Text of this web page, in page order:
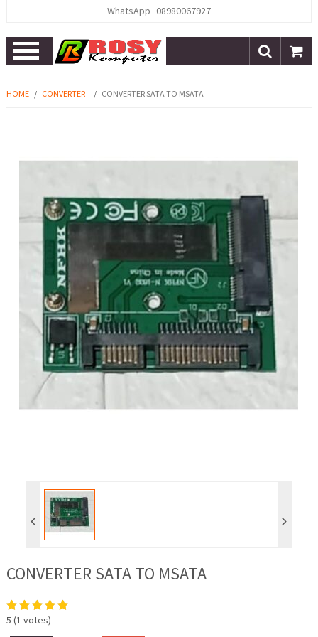
WhatsApp 08980067927
Open
Menu
HOME / CONVERTER / CONVERTER SATA TO MSATA
CONVERTER SATA TO MSATA
5 (1 votes)